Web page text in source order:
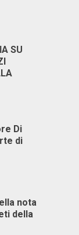
SU
Di
di
nota
della